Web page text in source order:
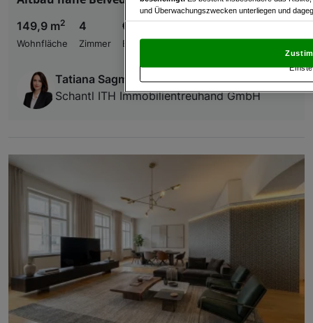
149,9 m2
Wohnfläche
4
Zimmer
€ 3.473,27
Bruttomiete
Tatiana Sagmeister
Schantl ITH Immobilientreuhand GmbH
und Überwachungszwecken unterliegen und
und Widerspruch gegen die Verarbeitung auf der
„Cookie Einstellungen“, die sich auf jeder Seite
und der Performance von Inhalten,